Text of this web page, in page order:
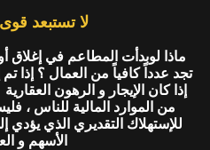
لا تستبعد
ماذا لوبدأت المطاعم في إغلاق
تجد عدداً كافياً من العمال ؟ إذا تم
إذا كان الإيجار و الرهون
من الموارد المالية للناس ،
للإستهلاك التقديري الذي يؤدي
الأسهم و